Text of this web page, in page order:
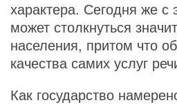
характера. Сегодня же с
может столкнуться
населения, притом что
качества самих услуг
Как государство